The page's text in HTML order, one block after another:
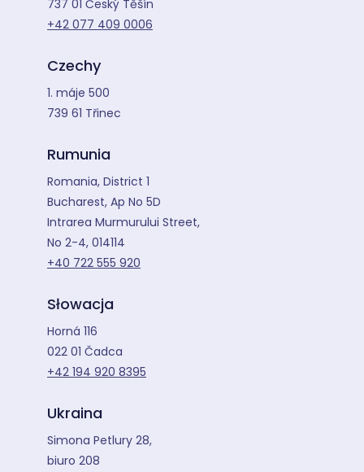
737 01 Český Těšín
+42 077 409 0006
Czechy
1. máje 500
739 61 Třinec
Rumunia
Romania, District 1
Bucharest, Ap No 5D
Intrarea Murmurului Street,
No 2-4, 014114
+40 722 555 920
Słowacja
Horná 116
022 01 Čadca
+42 194 920 8395
Ukraina
Simona Petlury 28,
biuro 208